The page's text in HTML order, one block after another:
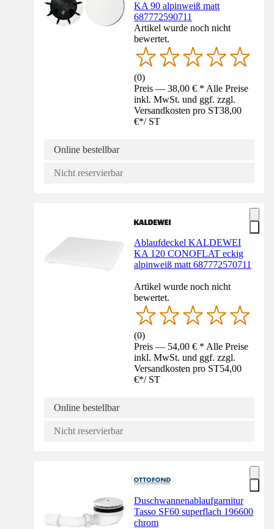
KA 90 alpinweiß matt
687772590711
Artikel wurde noch nicht
bewertet.
(0)
Preis — 38,00 € * Alle Preise
inkl. MwSt. und ggf. zzgl.
Versandkosten pro ST38,00
€*/ ST
Online bestellbar
Nicht reservierbar
Ablaufdeckel KALDEWEI
KA 120 CONOFLAT eckig
alpinweiß matt 687772570711
Artikel wurde noch nicht
bewertet.
(0)
Preis — 54,00 € * Alle Preise
inkl. MwSt. und ggf. zzgl.
Versandkosten pro ST54,00
€*/ ST
Online bestellbar
Nicht reservierbar
Duschwannenablaufgarnitur
Tasso SF60 superflach 196600
chrom